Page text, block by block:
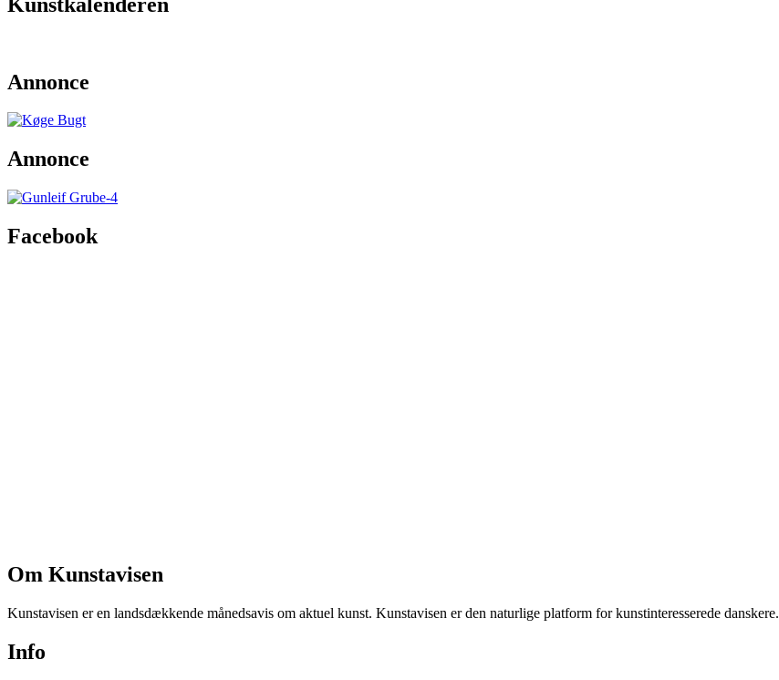
Annonce
Annonce
Facebook
Om Kunstavisen
Kunstavisen er en landsdækkende månedsavis om aktuel kunst. Kunstavisen er den naturlige platform for kunstinteresserede danskere.
Info